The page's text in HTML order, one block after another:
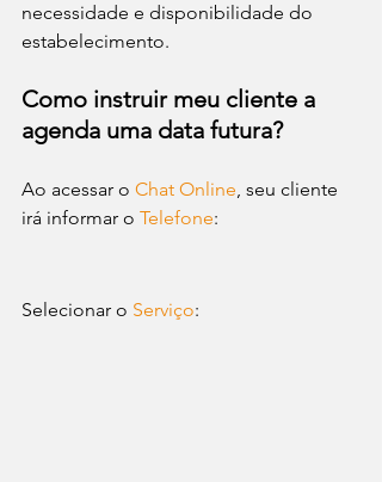
necessidade e disponibilidade do
estabelecimento.
Como instruir meu cliente a
agenda uma data futura?
Ao acessar o Chat Online, seu cliente
irá informar o Telefone:
Selecionar o Serviço: